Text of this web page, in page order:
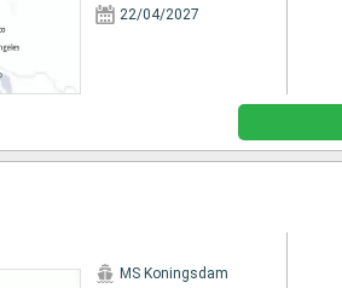
22/04/2027
MS Koningsdam